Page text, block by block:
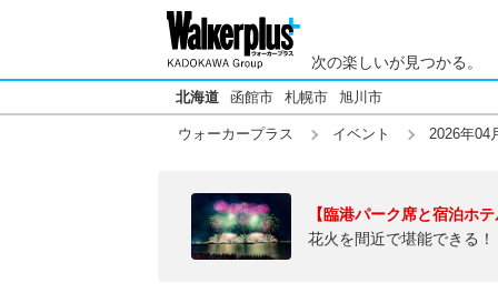
次の楽しいが見つかる。
北海道 函館市 札幌市 旭川市
ウォーカープラス イベント 2026年04
【臨港パーク席と宿泊ホ
花火を間近で堪能できる